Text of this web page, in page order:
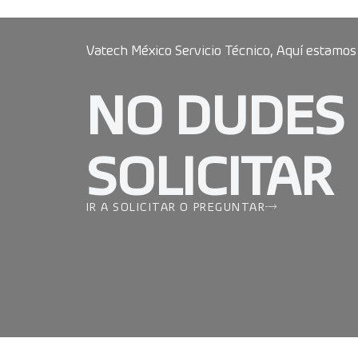
Vatech México Servicio Técnico, Aquí estamos
NO DUDES
SOLICITAR
IR A SOLICITAR O PREGUNTAR